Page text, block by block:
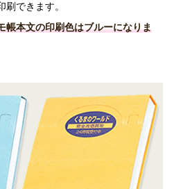
できます。
本文の印刷色はブルーになりま